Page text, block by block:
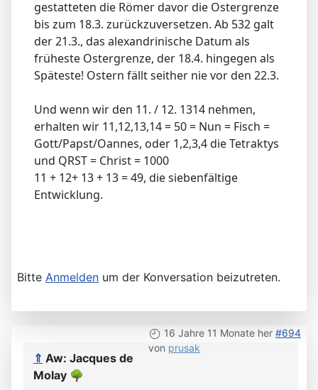
gestatteten die Römer davor die Ostergrenze
bis zum 18.3. zurückzuversetzen. Ab 532 galt
der 21.3., das alexandrinische Datum als
früheste Ostergrenze, der 18.4. hingegen als
Späteste! Ostern fällt seither nie vor den 22.3.
Und wenn wir den 11. / 12. 1314 nehmen,
erhalten wir 11,12,13,14 = 50 = Nun = Fisch =
Gott/Papst/Oannes, oder 1,2,3,4 die Tetraktys
und QRST = Christ = 1000
11 + 12+ 13 + 13 = 49, die siebenfältige
Entwicklung.
Bitte Anmelden um der Konversation beizutreten.
16 Jahre 11 Monate her #694
von prusak
⇑ Aw: Jacques de
Molay 🌳